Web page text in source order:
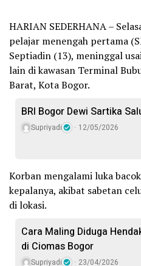
HARIAN SEDERHANA –
pelajar menengah pertama
Septiadin (13), meninggal
lain di kawasan Terminal
Barat, Kota Bogor.
BRI Bogor Dewi Sartika
Supriyadi 12/05/2026
Korban mengalami luka
kepalanya, akibat sabetan
di lokasi.
Cara Maling Diduga
di Ciomas Bogor
Supriyadi 23/04/2026